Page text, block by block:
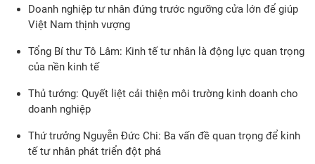
Doanh nghiệp tư nhân đứng trước ngưỡng cửa lớn để giúp
Việt Nam thịnh vượng
Tổng Bí thư Tô Lâm: Kinh tế tư nhân là động lực quan trọng
của nền kinh tế
Thủ tướng: Quyết liệt cải thiện môi trường kinh doanh cho
doanh nghiệp
Thứ trưởng Nguyễn Đức Chi: Ba vấn đề quan trọng để kinh
tế tư nhân phát triển đột phá